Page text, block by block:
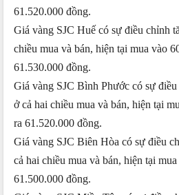
61.520.000 đồng.
Giá vàng SJC Huế có sự điều chỉnh
chiều mua và bán, hiện tại mua vào
61.530.000 đồng.
Giá vàng SJC Bình Phước có sự
ở cả hai chiều mua và bán, hiện tại
ra 61.520.000 đồng.
Giá vàng SJC Biên Hòa có sự điều
cả hai chiều mua và bán, hiện tại
61.500.000 đồng.